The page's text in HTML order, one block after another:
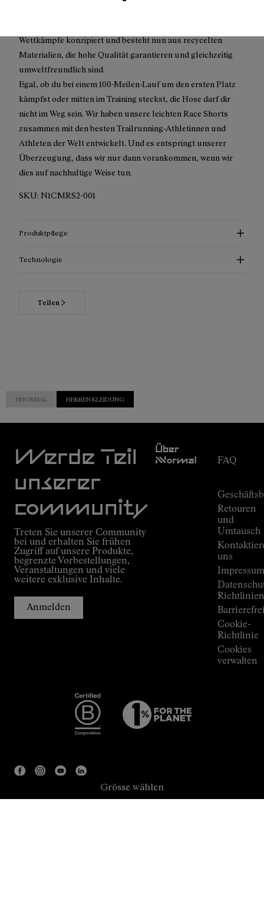
Grösse wählen
Wettkämpfe konzipiert und besteht nun aus recycelten
Materialien, die hohe Qualität garantieren und gleichzeitig
umweltfreundlich sind.
Egal, ob du bei einem 100-Meilen-Lauf um den ersten Platz
kämpfst oder mitten im Training steckst, die Hose darf dir
nicht im Weg sein. Wir haben unsere leichten Race Shorts
zusammen mit den besten Trailrunning-Athletinnen und
Athleten der Welt entwickelt. Und es entspringt unserer
Überzeugung, dass wir nur dann vorankommen, wenn wir
dies auf nachhaltige Weise tun.
SKU: N1CMRS2-001
Produktpflege
Technologie
Teilen
NNORMAL HERREN KLEIDUNG
Werde Teil
unserer
community
Treten Sie unserer Community
bei und erhalten Sie frühen
Zugriff auf unsere Produkte,
begrenzte Vorbestellungen,
Veranstaltungen und viele
weitere exklusive Inhalte.
Anmelden
Über
Nnormal
FAQ
Retouren
und
Umtausch
uns
Impressum
Richtlinien
Cookie-
Richtlinie
Cookies
verwalten